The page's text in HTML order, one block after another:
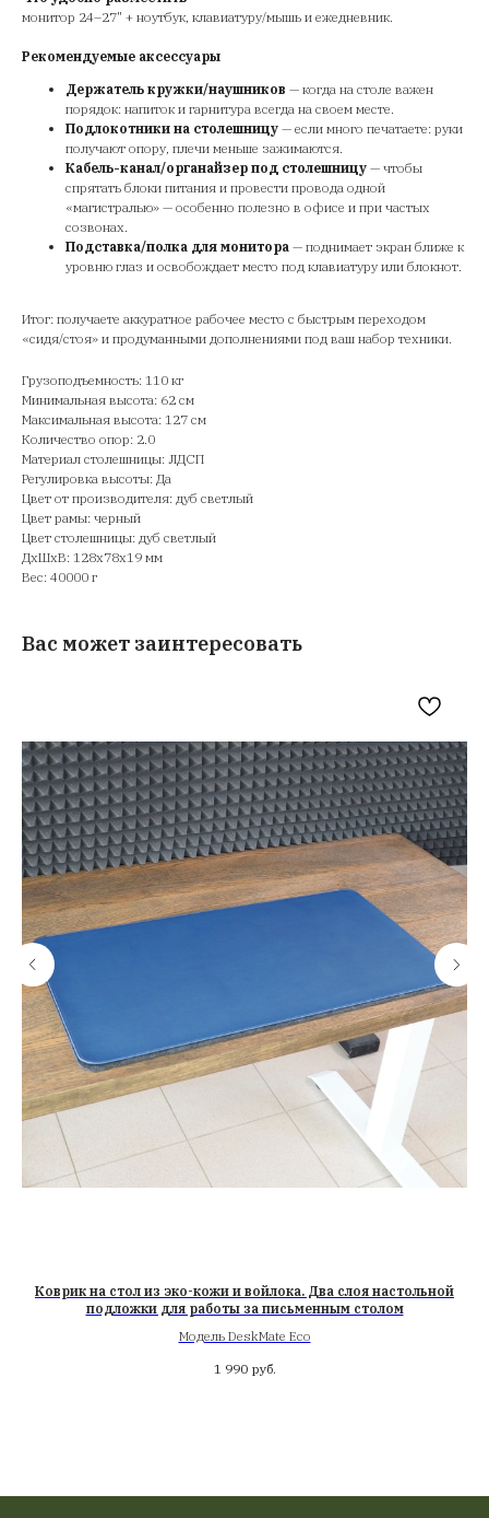
монитор 24–27" + ноутбук, клавиатуру/мышь и ежедневник.
Рекомендуемые аксессуары
Держатель кружки/наушников — когда на столе важен
порядок: напиток и гарнитура всегда на своем месте.
Подлокотники на столешницу — если много печатаете: руки
получают опору, плечи меньше зажимаются.
Кабель-канал/органайзер под столешницу — чтобы
спрятать блоки питания и провести провода одной
«магистралью» — особенно полезно в офисе и при частых
созвонах.
Подставка/полка для монитора — поднимает экран ближе к
уровню глаз и освобождает место под клавиатуру или блокнот.
Итог: получаете аккуратное рабочее место с быстрым переходом
«сидя/стоя» и продуманными дополнениями под ваш набор техники.
Грузоподъемность: 110 кг
Минимальная высота: 62 см
Максимальная высота: 127 см
Количество опор: 2.0
Материал столешницы: ЛДСП
Регулировка высоты: Да
Цвет от производителя: дуб светлый
Цвет рамы: черный
Цвет столешницы: дуб светлый
ДxШxВ: 128x78x19 мм
Вес: 40000 г
Вас может заинтересовать
Коврик на стол из эко-кожи и войлока. Два слоя настольной
подложки для работы за письменным столом
Модель DeskMate Eco
1 990 руб.